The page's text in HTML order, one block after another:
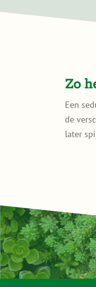
Zo
Een
de
later